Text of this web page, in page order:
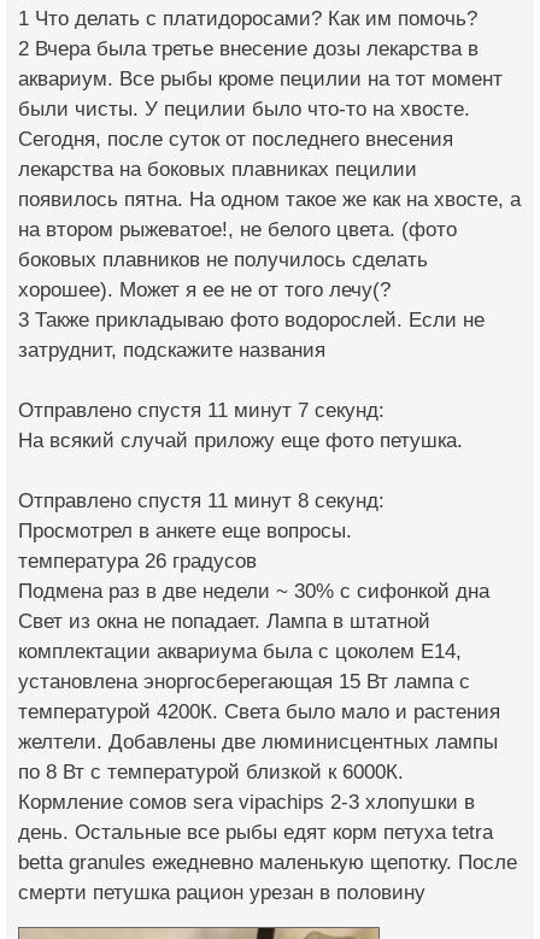
1 Что делать с платидоросами? Как им помочь?
2 Вчера была третье внесение дозы лекарства в
аквариум. Все рыбы кроме пецилии на тот момент
были чисты. У пецилии было что-то на хвосте.
Сегодня, после суток от последнего внесения
лекарства на боковых плавниках пецилии
появилось пятна. На одном такое же как на хвосте, а
на втором рыжеватое!, не белого цвета. (фото
боковых плавников не получилось сделать
хорошее). Может я ее не от того лечу(?
3 Также прикладываю фото водорослей. Если не
затруднит, подскажите названия
Отправлено спустя 11 минут 7 секунд:
На всякий случай приложу еще фото петушка.
Отправлено спустя 11 минут 8 секунд:
Просмотрел в анкете еще вопросы.
температура 26 градусов
Подмена раз в две недели ~ 30% с сифонкой дна
Свет из окна не попадает. Лампа в штатной
комплектации аквариума была с цоколем E14,
установлена эноргосберегающая 15 Вт лампа с
температурой 4200К. Света было мало и растения
желтели. Добавлены две люминисцентных лампы
по 8 Вт с температурой близкой к 6000К.
Кормление сомов sera vipachips 2-3 хлопушки в
день. Остальные все рыбы едят корм петуха tetra
betta granules ежедневно маленькую щепотку. После
смерти петушка рацион урезан в половину